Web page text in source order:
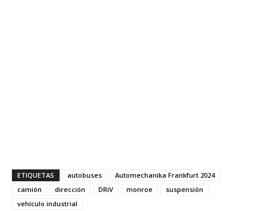
ETIQUETAS autobuses
Automechanika Frankfurt 2024
camión
dirección DRiV monroe
suspensión
vehículo industrial